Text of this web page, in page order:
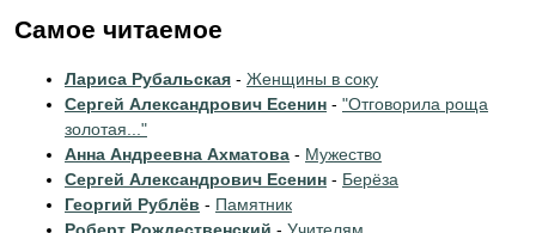
Самое читаемое
Лариса Рубальская - Женщины в соку
Сергей Александрович Есенин - "Отговорила роща
золотая..."
Анна Андреевна Ахматова - Мужество
Сергей Александрович Есенин - Берёза
Георгий Рублёв - Памятник